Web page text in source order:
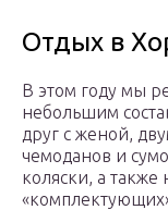
Отдых в
В этом году мы
небольшим
друг с женой,
чемоданов и
коляски, а также